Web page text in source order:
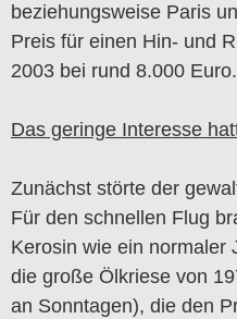
beziehungsweise Paris
Preis für einen Hin- und
2003 bei rund 8.000 Euro.
Das geringe Interesse
Zunächst störte der
Für den schnellen Flug
Kerosin wie ein normaler
die große Ölkriese von
an Sonntagen), die den